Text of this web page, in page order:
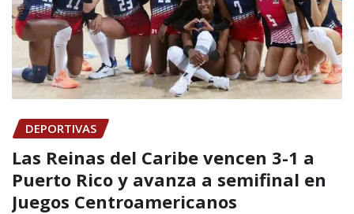
DEPORTIVAS
Las Reinas del Caribe vencen 3-1 a
Puerto Rico y avanza a semifinal en
Juegos Centroamericanos